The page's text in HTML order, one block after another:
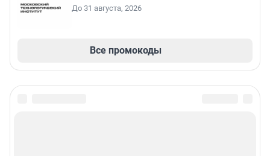
До 31 августа, 2026
Все промокоды